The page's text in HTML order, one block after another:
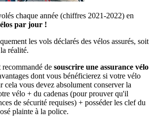
chaque année (chiffres 2021-2022) en
par jour !
les vols déclarés des vélos assurés, soit
réalité.
de souscrire une assurance vélo
dont vous bénéficierez si votre vélo
cela vous devez absolument conserver la
vélo + du cadenas (pour prouver qu'il
de sécurité requises) + posséder les clef du
plainte à la police.